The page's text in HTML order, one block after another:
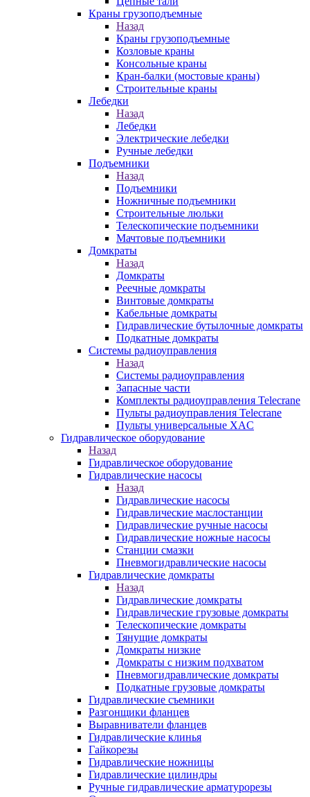
Краны грузоподъемные
Назад
Краны грузоподъемные
Козловые краны
Консольные краны
Кран-балки (мостовые краны)
Строительные краны
Лебедки
Назад
Лебедки
Электрические лебедки
Ручные лебедки
Подъемники
Назад
Подъемники
Ножничные подъемники
Строительные люльки
Телескопические подъемники
Мачтовые подъемники
Домкраты
Назад
Домкраты
Реечные домкраты
Винтовые домкраты
Кабельные домкраты
Гидравлические бутылочные домкраты
Подкатные домкраты
Системы радиоуправления
Назад
Системы радиоуправления
Запасные части
Комплекты радиоуправления Telecrane
Пульты радиоуправления Telecrane
Пульты универсальные XAC
Гидравлическое оборудование
Назад
Гидравлическое оборудование
Гидравлические насосы
Назад
Гидравлические насосы
Гидравлические маслостанции
Гидравлические ручные насосы
Гидравлические ножные насосы
Станции смазки
Пневмогидравлические насосы
Гидравлические домкраты
Назад
Гидравлические домкраты
Гидравлические грузовые домкраты
Телескопические домкраты
Тянущие домкраты
Домкраты низкие
Домкраты с низким подхватом
Пневмогидравлические домкраты
Подкатные грузовые домкраты
Гидравлические съемники
Разгонщики фланцев
Выравниватели фланцев
Гидравлические клинья
Гайкорезы
Гидравлические ножницы
Гидравлические цилиндры
Ручные гидравлические арматурорезы